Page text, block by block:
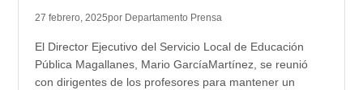
27 febrero, 2025por Departamento Prensa
El Director Ejecutivo del Servicio Local de Educación
Pública Magallanes, Mario GarcíaMartínez, se reunió
con dirigentes de los profesores para mantener un